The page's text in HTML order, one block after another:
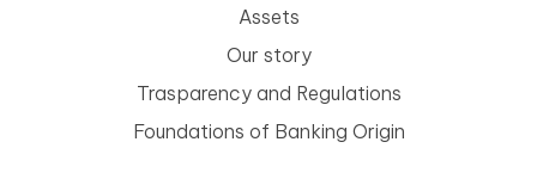
Assets
Our story
Trasparency and Regulations
Foundations of Banking Origin